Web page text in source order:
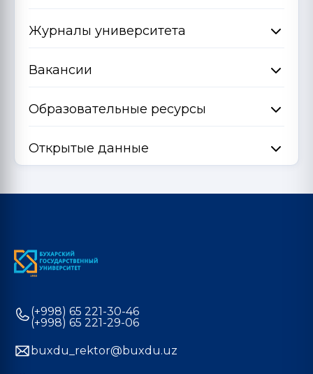
Журналы университета
Вакансии
Образовательные ресурсы
Открытые данные
(+998) 65 221-30-46
(+998) 65 221-29-06
buxdu_rektor@buxdu.uz